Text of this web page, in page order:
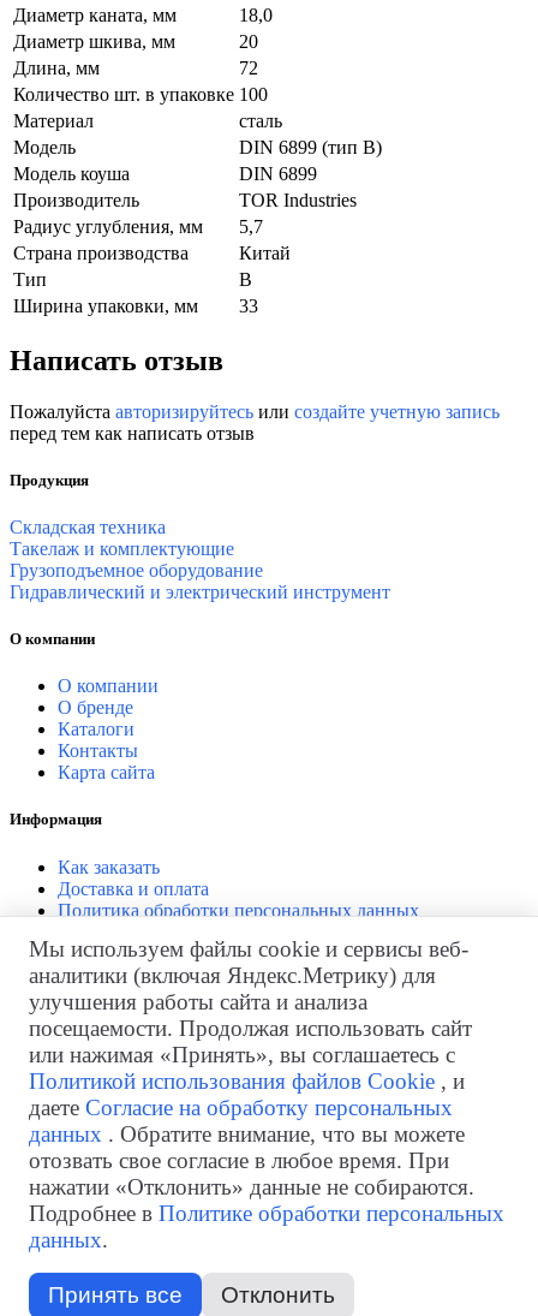
Диаметр каната, мм
18,0
Диаметр шкива, мм
20
Длина, мм
72
Количество шт. в упаковке 100
Материал
сталь
Модель
DIN 6899 (тип B)
Модель коуша
DIN 6899
Производитель
TOR Industries
Радиус углубления, мм
5,7
Страна производства
Китай
Тип
B
Ширина упаковки, мм
33
Написать отзыв
Пожалуйста авторизируйтесь или создайте учетную запись
перед тем как написать отзыв
Продукция
Складская техника
Такелаж и комплектующие
Грузоподъемное оборудование
Гидравлический и электрический инструмент
О компании
О компании
О бренде
Каталоги
Контакты
Карта сайта
Информация
Как заказать
Доставка и оплата
Политика обработки персональных данных
Личный кабинет
Личный кабинет
История заказов
Закладки
Рассылка
Возврат товара
Телефон +7 (499) 322-98-97
для звонков из Казахстана:+7 (717) 269-69-54
Электронная почта
Мы используем файлы cookie и сервисы веб-
аналитики (включая Яндекс.Метрику) для
улучшения работы сайта и анализа
посещаемости. Продолжая использовать сайт
или нажимая «Принять», вы соглашаетесь с
Политикой использования файлов Cookie , и
даете Согласие на обработку персональных
данных . Обратите внимание, что вы можете
отозвать свое согласие в любое время. При
нажатии «Отклонить» данные не собираются.
Подробнее в Политике обработки персональных
данных.
Принять все Отклонить